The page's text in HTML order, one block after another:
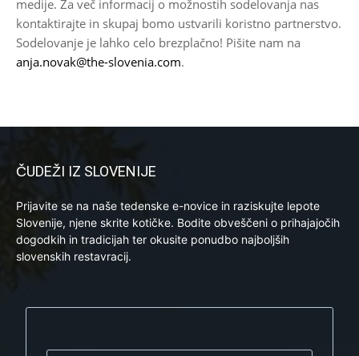
medije. Za več informacij o možnostih sodelovanja nas
kontaktirajte in skupaj bomo ustvarili koristno partnerstvo.
Sodelovanje je lahko celo brezplačno! Pišite nam na
anja.novak@the-slovenia.com.
ČUDEŽI IZ SLOVENIJE
Prijavite se na naše tedenske e-novice in raziskujte lepote
Slovenije, njene skrite kotičke. Bodite obveščeni o prihajajočih
dogodkih in tradicijah ter okusite ponudbo najboljših
slovenskih restavracij.